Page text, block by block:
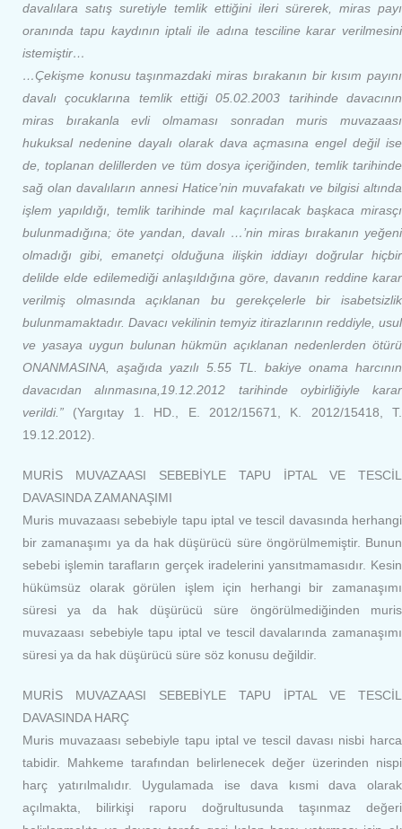
davalılara satış suretiyle temlik ettiğini ileri sürerek, miras payı
oranında tapu kaydının iptali ile adına tesciline karar verilmesini
istemiştir…
…Çekişme konusu taşınmazdaki miras bırakanın bir kısım payını
davalı çocuklarına temlik ettiği 05.02.2003 tarihinde davacının
miras bırakanla evli olmaması sonradan muris muvazaası
hukuksal nedenine dayalı olarak dava açmasına engel değil ise
de, toplanan delillerden ve tüm dosya içeriğinden, temlik tarihinde
sağ olan davalıların annesi Hatice’nin muvafakatı ve bilgisi altında
işlem yapıldığı, temlik tarihinde mal kaçırılacak başkaca mirasçı
bulunmadığına; öte yandan, davalı …’nin miras bırakanın yeğeni
olmadığı gibi, emanetçi olduğuna ilişkin iddiayı doğrular hiçbir
delilde elde edilemediği anlaşıldığına göre, davanın reddine karar
verilmiş olmasında açıklanan bu gerekçelerle bir isabetsizlik
bulunmamaktadır. Davacı vekilinin temyiz itirazlarının reddiyle, usul
ve yasaya uygun bulunan hükmün açıklanan nedenlerden ötürü
ONANMASINA, aşağıda yazılı 5.55 TL. bakiye onama harcının
davacıdan alınmasına,19.12.2012 tarihinde oybirliğiyle karar
verildi.” (Yargıtay 1. HD., E. 2012/15671, K. 2012/15418, T.
19.12.2012).
MURİS MUVAZAASI SEBEBİYLE TAPU İPTAL VE TESCİL
DAVASINDA ZAMANAŞIMI
Muris muvazaası sebebiyle tapu iptal ve tescil davasında herhangi
bir zamanaşımı ya da hak düşürücü süre öngörülmemiştir. Bunun
sebebi işlemin tarafların gerçek iradelerini yansıtmamasıdır. Kesin
hükümsüz olarak görülen işlem için herhangi bir zamanaşımı
süresi ya da hak düşürücü süre öngörülmediğinden muris
muvazaası sebebiyle tapu iptal ve tescil davalarında zamanaşımı
süresi ya da hak düşürücü süre söz konusu değildir.
MURİS MUVAZAASI SEBEBİYLE TAPU İPTAL VE TESCİL
DAVASINDA HARÇ
Muris muvazaası sebebiyle tapu iptal ve tescil davası nisbi harca
tabidir. Mahkeme tarafından belirlenecek değer üzerinden nispi
harç yatırılmalıdır. Uygulamada ise dava kısmi dava olarak
açılmakta, bilirkişi raporu doğrultusunda taşınmaz değeri